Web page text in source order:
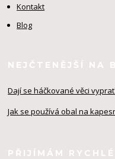
Kontakt
Blog
NEJČTENĚJŠÍ NA
Dají se háčkované věci
Jak se používá obal na
PŘIJÍMÁM